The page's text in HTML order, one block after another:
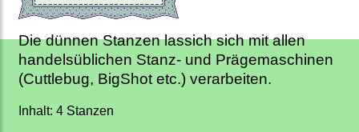
Die dünnen Stanzen lassich sich mit allen
handelsüblichen Stanz- und Prägemaschinen
(Cuttlebug, BigShot etc.) verarbeiten.
Inhalt: 4 Stanzen